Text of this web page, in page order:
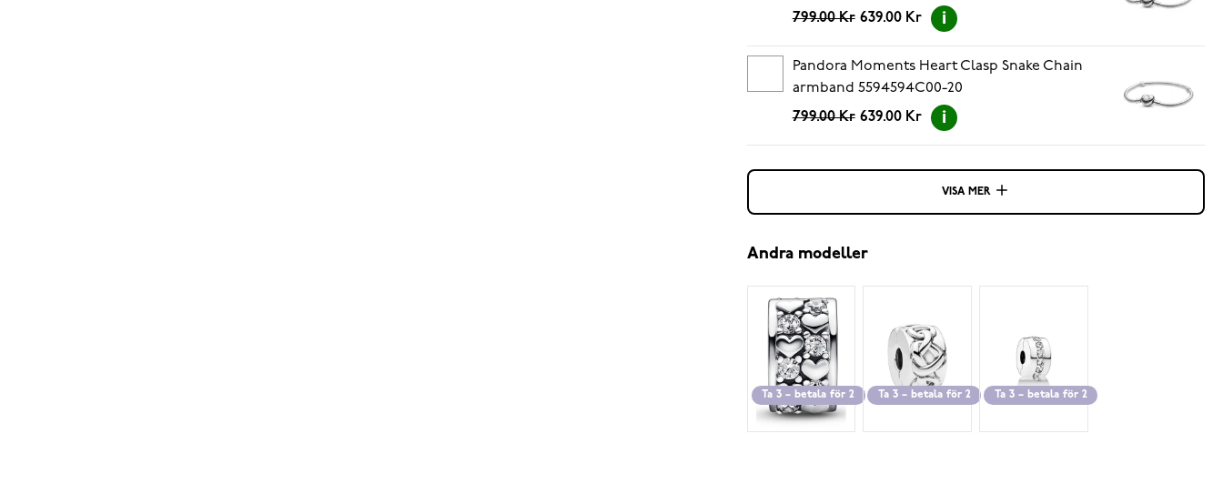
799.00 Kr 639.00 Kr
Pandora Moments Heart Clasp Snake Chain
armband 5594594C00-20
799.00 Kr 639.00 Kr
VISA MER
Andra modeller
Ta 3 – betala för 2 Ta 3 – betala för 2 Ta 3 – betala för 2